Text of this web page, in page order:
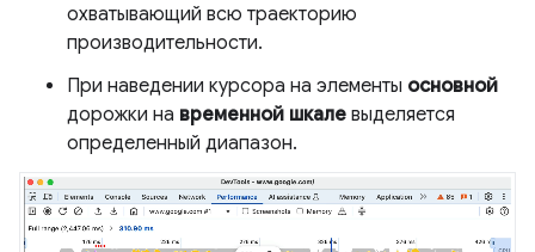
охватывающий всю траекторию
производительности.
При наведении курсора на элементы основной
дорожки на временной шкале выделяется
определенный диапазон.